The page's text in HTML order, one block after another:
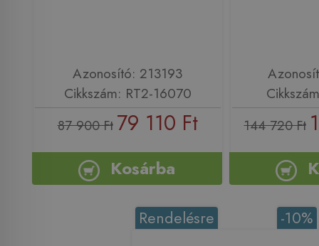
Azonosító: 213193
Cikkszám: RT2-16070
87 900 Ft 79 110 Ft
Kosárba
144 720 Ft
-10%
Rendelésre